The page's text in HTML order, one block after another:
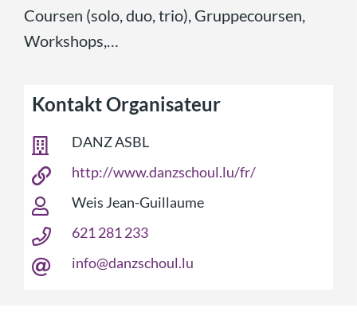
Coursen (solo, duo, trio), Gruppecoursen,
Workshops,…
Kontakt Organisateur
DANZ ASBL
http://www.danzschoul.lu/fr/
Weis Jean-Guillaume
621 281 233
info@danzschoul.lu